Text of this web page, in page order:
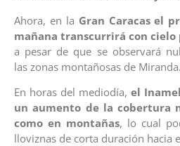
Ahora, en la Gran Caracas el
mañana transcurrirá con cielo
a pesar de que se observará
las zonas montañosas de Miranda.
En horas del mediodía, el
un aumento de la cobertura
como en montañas, lo cual
lloviznas de corta duración hacia